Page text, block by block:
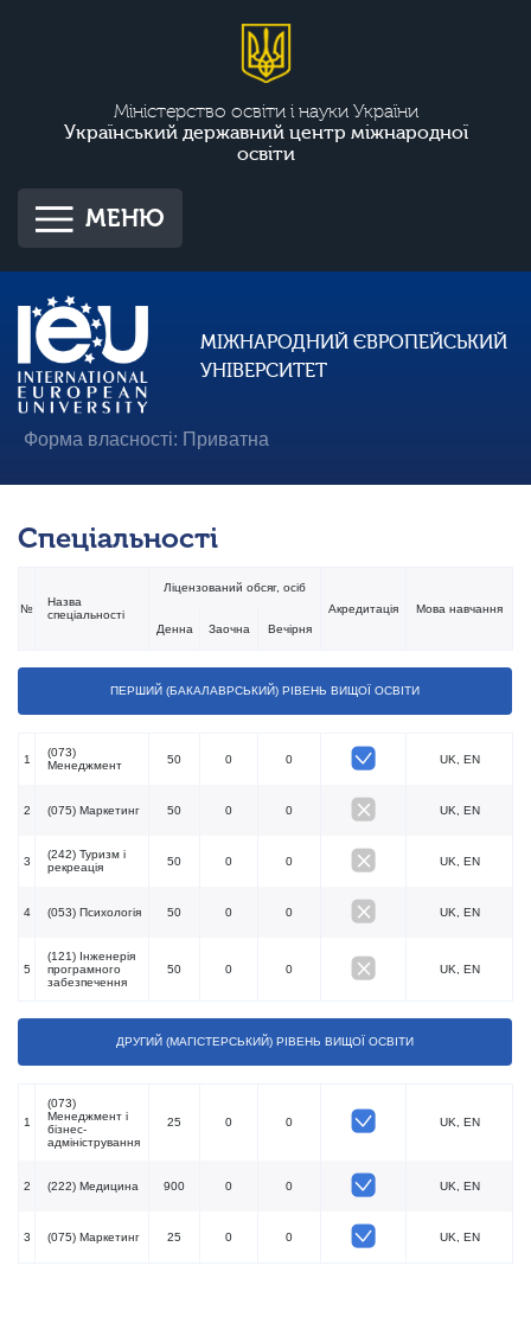
Міністерство освіти і науки України
Український державний центр міжнародної
освіти
МЕНЮ
МІЖНАРОДНИЙ ЄВРОПЕЙСЬКИЙ
УНІВЕРСИТЕТ
Форма власності: Приватна
Спеціальності
№
Назва
спеціальності
Ліцензований обсяг, осiб
Акредитація
Мова навчання
Денна
Заочна Вечiрня
ПЕРШИЙ (БАКАЛАВРСЬКИЙ) РІВЕНЬ ВИЩОЇ ОСВІТИ
1
(073)
Менеджмент
50 0 0 UK, EN
2 (075) Маркетинг 50 0 0 UK, EN
3
(242) Туризм і
рекреація
50 0 0 UK, EN
4 (053) Психологія 50 0 0 UK, EN
5
(121) Інженерія
програмного
забезпечення
50 0 0 UK, EN
ДРУГИЙ (МАГІСТЕРСЬКИЙ) РІВЕНЬ ВИЩОЇ ОСВІТИ
1
(073)
Менеджмент і
бізнес-
адміністрування
25 0 0 UK, EN
2 (222) Медицина 900 0 0 UK, EN
3 (075) Маркетинг 25 0 0 UK, EN